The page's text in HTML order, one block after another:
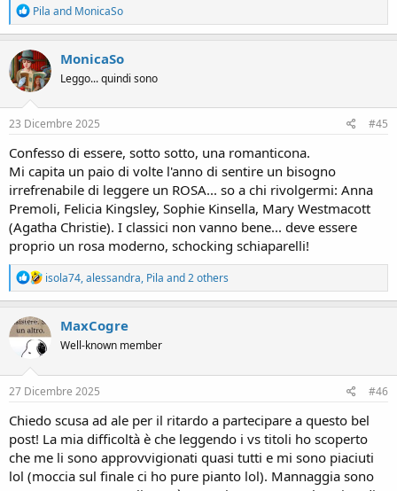
R
e
a
c
t
i
o
n
s
Pila and MonicaSo
MonicaSo
Leggo... quindi sono
23 Dicembre 2025 #45
Confesso di essere, sotto sotto, una romanticona.
Mi capita un paio di volte l'anno di sentire un bisogno
irrefrenabile di leggere un ROSA... so a chi rivolgermi: Anna
Premoli, Felicia Kingsley, Sophie Kinsella, Mary Westmacott
(Agatha Christie). I classici non vanno bene... deve essere
proprio un rosa moderno, schocking schiaparelli!
R
e
a
i
n
s
isola74,alessandra, Pila and 2 others
MaxCogre
Well-known member
27 Dicembre 2025 #46
Chiedo scusa ad ale per il ritardo a partecipare a questo bel
post! La mia difficoltà è che leggendo i vs titoli ho scoperto
che me li sono approvvigionati quasi tutti e mi sono piaciuti
lol (moccia sul finale ci ho pure pianto lol). Mannaggia sono